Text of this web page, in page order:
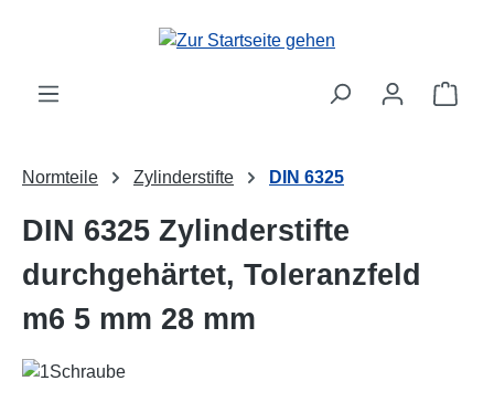
Zum Hauptinhalt springen
Normteile Zylinderstifte DIN 6325
DIN 6325 Zylinderstifte
durchgehärtet, Toleranzfeld
m6 5 mm 28 mm